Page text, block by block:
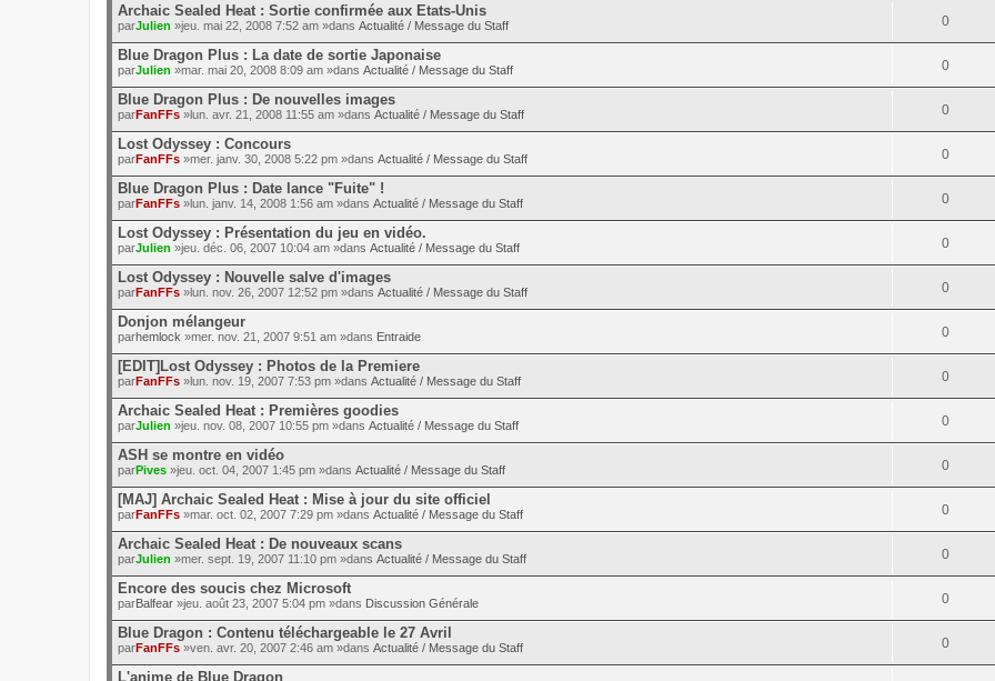
Archaic Sealed Heat : Sortie confirmée aux Etats-Unis
parJulien »jeu. mai 22, 2008 7:52 am »dans Actualité / Message du Staff 0
Blue Dragon Plus : La date de sortie Japonaise
parJulien »mar. mai 20, 2008 8:09 am »dans Actualité / Message du Staff 0
Blue Dragon Plus : De nouvelles images
parFanFFs »lun. avr. 21, 2008 11:55 am »dans Actualité / Message du Staff 0
Lost Odyssey : Concours
parFanFFs »mer. janv. 30, 2008 5:22 pm »dans Actualité / Message du Staff 0
Blue Dragon Plus : Date lance "Fuite" !
parFanFFs »lun. janv. 14, 2008 1:56 am »dans Actualité / Message du Staff 0
Lost Odyssey : Présentation du jeu en vidéo.
parJulien »jeu. déc. 06, 2007 10:04 am »dans Actualité / Message du Staff 0
Lost Odyssey : Nouvelle salve d'images
parFanFFs »lun. nov. 26, 2007 12:52 pm »dans Actualité / Message du Staff 0
Donjon mélangeur
parhemlock »mer. nov. 21, 2007 9:51 am »dans Entraide 0
[EDIT]Lost Odyssey : Photos de la Premiere
parFanFFs »lun. nov. 19, 2007 7:53 pm »dans Actualité / Message du Staff 0
Archaic Sealed Heat : Premières goodies
parJulien »jeu. nov. 08, 2007 10:55 pm »dans Actualité / Message du Staff 0
ASH se montre en vidéo
parPives »jeu. oct. 04, 2007 1:45 pm »dans Actualité / Message du Staff 0
[MAJ] Archaic Sealed Heat : Mise à jour du site officiel
parFanFFs »mar. oct. 02, 2007 7:29 pm »dans Actualité / Message du Staff 0
Archaic Sealed Heat : De nouveaux scans
parJulien »mer. sept. 19, 2007 11:10 pm »dans Actualité / Message du Staff 0
Encore des soucis chez Microsoft
parBalfear »jeu. août 23, 2007 5:04 pm »dans Discussion Générale 0
Blue Dragon : Contenu téléchargeable le 27 Avril
parFanFFs »ven. avr. 20, 2007 2:46 am »dans Actualité / Message du Staff 0
L'anime de Blue Dragon